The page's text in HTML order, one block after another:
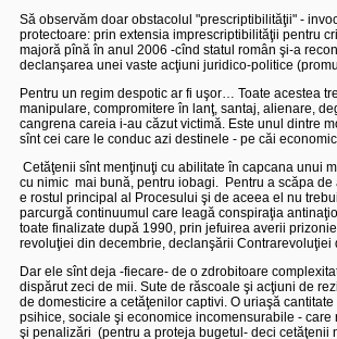
Să observăm doar obstacolul "prescriptibilităţii" -
protectoare: prin extensia imprescriptibilităţii pentru
majoră pînă în anul 2006 -cînd statul român şi-a
declanşarea unei vaste acţiuni juridico-politice
Pentru un regim despotic ar fi uşor… Toate acestea
manipulare, compromitere în lanţ, santaj, alienare,
cangrena careia i-au căzut victimă. Este unul dintre
sînt cei care le conduc azi destinele - pe căi
Cetăţenii sînt menţinuţi cu abilitate în capcana unui
cu nimic mai bună, pentru iobagi. Pentru a scăpa
e rostul principal al Procesului şi de aceea el nu
parcurgă continuumul care leagă conspiraţia
toate finalizate după 1990, prin jefuirea averii
revoluţiei din decembrie, declanşării
Dar ele sînt deja -fiecare- de o zdrobitoare
dispărut zeci de mii. Sute de răscoale şi acţiuni de
de domesticire a cetăţenilor captivi. O uriaşă
psihice, sociale şi economice incomensurabile -
şi penalizări (pentru a proteja bugetul- deci cetăţenii